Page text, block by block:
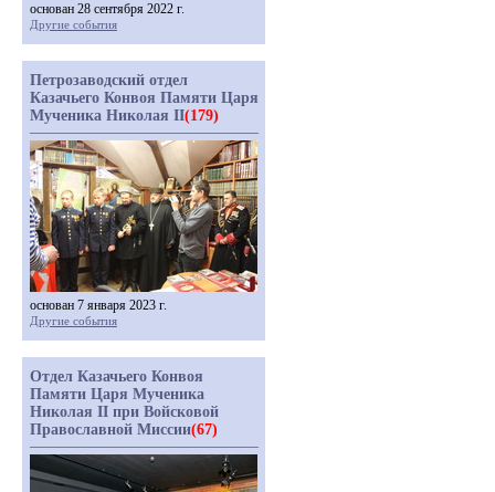
основан 28 сентября 2022 г.
Другие события
Петрозаводский отдел
Казачьего Конвоя Памяти Царя
Мученика Николая II(179)
основан 7 января 2023 г.
Другие события
Отдел Казачьего Конвоя
Памяти Царя Мученика
Николая II при Войсковой
Православной Миссии(67)